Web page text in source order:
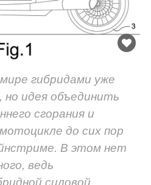
гибридами уже
но идея объединить
сгорания и
до сих пор
В этом нет
ведь
силовой